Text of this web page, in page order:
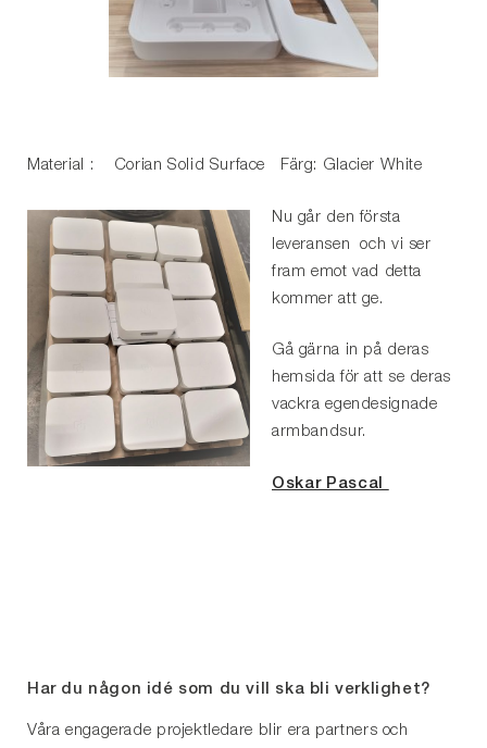
Material : Corian Solid Surface Färg: Glacier White
Nu går den första
leveransen och vi ser
fram emot vad detta
kommer att ge.
Gå gärna in på deras
hemsida för att se deras
vackra egendesignade
armbandsur.
Oskar Pascal
Har du någon idé som du vill ska bli verklighet?
Våra engagerade projektledare blir era partners och